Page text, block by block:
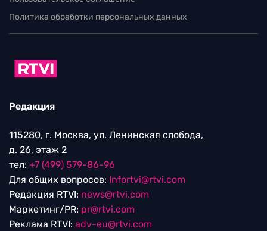
Политика обработки персональных данных
Редакция
115280, г. Москва, ул. Ленинская слобода,
д. 26, этаж 2
тел: +7 (499) 579-86-96
Для общих вопросов: Infortvi@rtvi.com
Редакция RTVI: news@rtvi.com
Маркетинг/PR: pr@rtvi.com
Реклама RTVI: adv-eu@rtvi.com